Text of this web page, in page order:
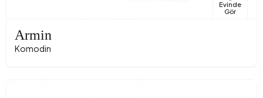
Evinde
Gör
Armin
Komodin